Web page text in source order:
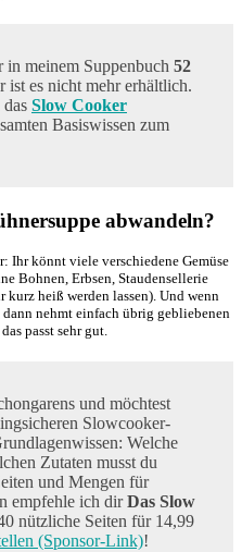
in meinem Suppenbuch 52
ist es nicht mehr erhältlich.
Slow Cooker
Basiswissen zum
abwandeln?
Ihr könnt viele verschiedene Gemüse
Bohnen, Erbsen, Staudensellerie
kurz heiß werden lassen). Und wenn
nehmt einfach übrig gebliebenen
passt sehr gut.
und möchtest
Slowcooker-
Welche
Zutaten musst du
und Mengen für
empfehle ich dirDas Slow
nützliche Seiten für 14,99
(Sponsor-Link)!